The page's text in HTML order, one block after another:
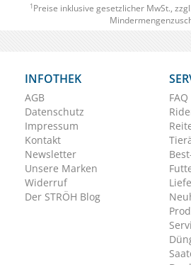
1 Preise inklusive gesetzlicher MwSt., zzgl.
INFOTHEK
AGB
Datenschutz
Impressum
Kontakt
Newsletter
Unsere Marken
Widerruf
Der STRÖH Blog